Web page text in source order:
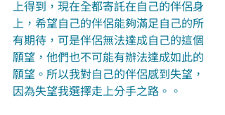
上得到，現在全都寄託在自己的伴侶身
上，希望自己的伴侶能夠滿足自己的所
有期待，可是伴侶無法達成自己的這個
願望，他們也不可能有辦法達成如此的
願望。所以我對自己的伴侶感到失望，
因為失望我選擇走上分手之路。。